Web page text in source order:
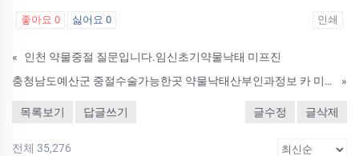
좋아요 0 싫어요 0 인쇄
«
인천 약물중절 질문입니다.임신초기약물낙­태 미­프진
충청남도예산군 중절수술가능한곳 약물낙태산부인과정보 카 미국미­프진
»
목록보기 답글쓰기 글수정 글삭제
전체 35,276